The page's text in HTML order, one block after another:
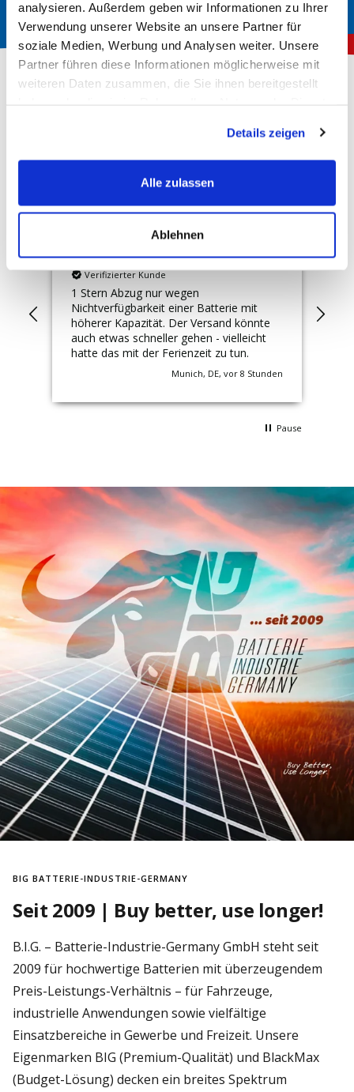
analysieren. Außerdem geben wir Informationen zu Ihrer
Verwendung unserer Website an unsere Partner für
soziale Medien, Werbung und Analysen weiter. Unsere
Partner führen diese Informationen möglicherweise mit
weiteren Daten zusammen, die Sie ihnen bereitgestellt
Details zeigen
Alle zulassen
Ablehnen
Über 150.000 zufriedene Kunden
Hervorragend 4,78 Rating
10.162 Bewertungen
Anonym
Verifizierter Kunde
1 Stern Abzug nur wegen
Nichtverfügbarkeit einer Batterie mit
höherer Kapazität. Der Versand könnte
auch etwas schneller gehen - vielleicht
hatte das mit der Ferienzeit zu tun.
Munich, DE, vor 8 Stunden
Pause
BIG BATTERIE-INDUSTRIE-GERMANY
Seit 2009 | Buy better, use longer!
B.I.G. – Batterie-Industrie-Germany GmbH steht seit
2009 für hochwertige Batterien mit überzeugendem
Preis-Leistungs-Verhältnis – für Fahrzeuge,
industrielle Anwendungen sowie vielfältige
Einsatzbereiche in Gewerbe und Freizeit. Unsere
Eigenmarken BIG (Premium-Qualität) und BlackMax
(Budget-Lösung) decken ein breites Spektrum